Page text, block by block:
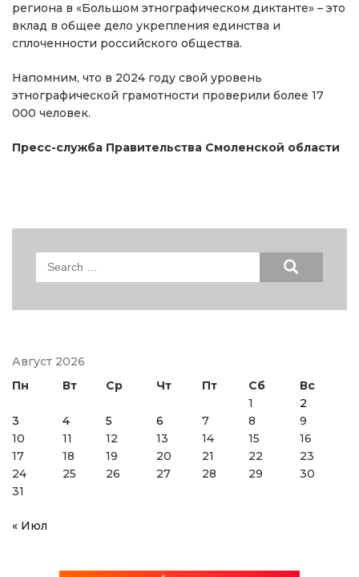
региона в «Большом этнографическом диктанте» – это
вклад в общее дело укрепления единства и
сплоченности российского общества.
Напомним, что в 2024 году свой уровень
этнографической грамотности проверили более 17
000 человек.
Пресс-служба Правительства Смоленской области
Search
Август 2026
Пн
Вт Ср Чт Пт Сб
Вс
1
2
3
4 5 6 7 8
9
10
11 12 13 14 15
16
17
18 19 20 21 22
23
24
25 26 27 28 29
30
31
« Июл